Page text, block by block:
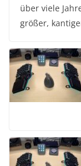
über viele
größer,